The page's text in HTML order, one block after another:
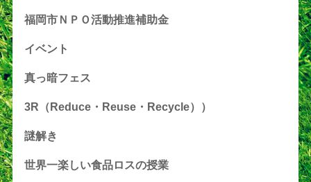
福岡市ＮＰＯ活動推進補助金
イベント
真っ暗フェス
3R（Reduce・Reuse・Recycle））
謎解き
世界一楽しい食品ロスの授業